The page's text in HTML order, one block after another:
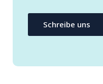
Schreibe uns